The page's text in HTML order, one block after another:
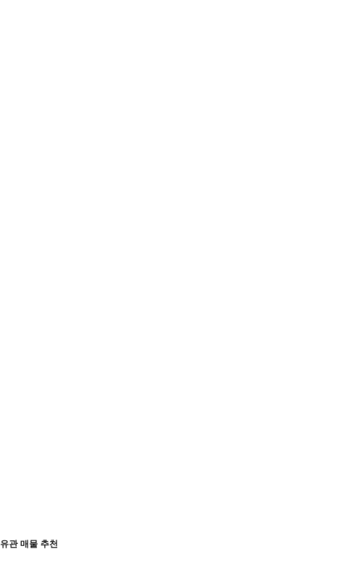
유관 매물 추천